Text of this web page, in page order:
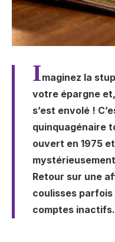
Imaginez la
votre épargne
s’est envolé !
quinquagénaire
ouvert en 1975
Retour sur une
coulisses
comptes inactifs.